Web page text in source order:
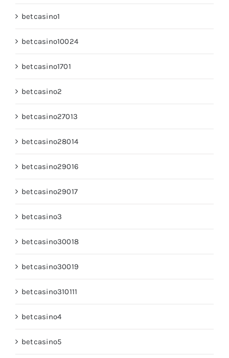
betcasino1
betcasino10024
betcasino1701
betcasino2
betcasino27013
betcasino28014
betcasino29016
betcasino29017
betcasino3
betcasino30018
betcasino30019
betcasino310111
betcasino4
betcasino5